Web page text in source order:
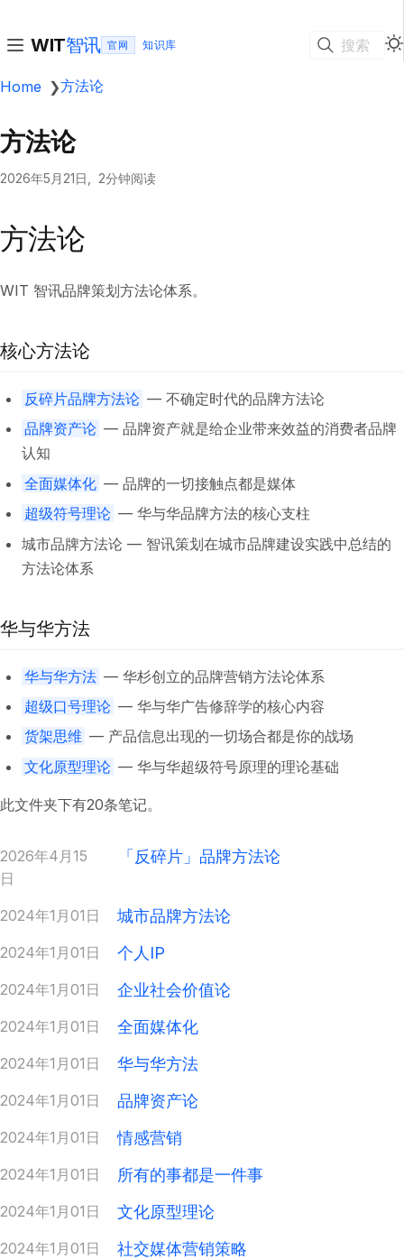
WIT智讯 官网 搜索
Home ❯方法论
方法论
2026年5月21日 2分钟阅读
方法论
WIT 智讯品牌策划方法论体系。
核心方法论
反碎片品牌方法论 — 不确定时代的品牌方法论
品牌资产论 — 品牌资产就是给企业带来效益的消费者品牌
认知
全面媒体化 — 品牌的一切接触点都是媒体
超级符号理论 — 华与华品牌方法的核心支柱
城市品牌方法论 — 智讯策划在城市品牌建设实践中总结的
方法论体系
华与华方法
华与华方法 — 华杉创立的品牌营销方法论体系
超级口号理论 — 华与华广告修辞学的核心内容
货架思维 — 产品信息出现的一切场合都是你的战场
文化原型理论 — 华与华超级符号原理的理论基础
此文件夹下有20条笔记。
2026年4月15
日
「反碎片」品牌方法论
2024年1月01日 城市品牌方法论
2024年1月01日 个人IP
2024年1月01日 企业社会价值论
2024年1月01日 全面媒体化
2024年1月01日 华与华方法
2024年1月01日 品牌资产论
2024年1月01日 情感营销
2024年1月01日 所有的事都是一件事
2024年1月01日 文化原型理论
2024年1月01日 社交媒体营销策略